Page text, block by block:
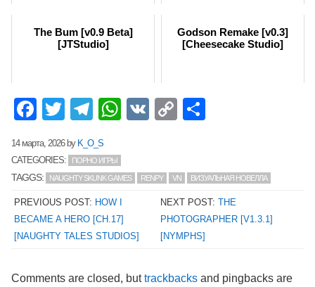
The Bum [v0.9 Beta]
[JTStudio]
Godson Remake [v0.3]
[Cheesecake Studio]
Facebook
TwitterTelegram
WhatsApp
VK Copy
14 марта, 2026by K_O_S
CATEGORIES:
ПОРНО ИГРЫ
TAGGS: NAUGHTY SKUNK GAMES RENPY VN ВИЗУАЛЬНАЯ НОВЕЛЛА
PREVIOUS POST: HOW I
BECAME A HERO [CH.17]
[NAUGHTY TALES STUDIOS]
NEXT POST:THE
PHOTOGRAPHER [V1.3.1]
[NYMPHS]
Comments are closed, buttrackbacks and pingbacks are